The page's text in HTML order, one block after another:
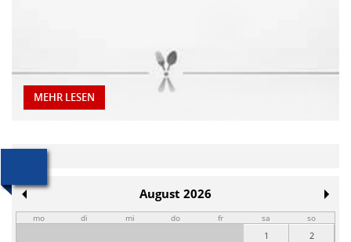
MEHR LESEN
August 2026
mo di mi do fr sa so
1
2